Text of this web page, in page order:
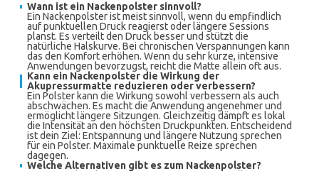
Wann ist ein Nackenpolster sinnvoll?
Ein Nackenpolster ist meist sinnvoll, wenn du empfindlich
auf punktuellen Druck reagierst oder längere Sessions
planst. Es verteilt den Druck besser und stützt die
natürliche Halskurve. Bei chronischen Verspannungen kann
das den Komfort erhöhen. Wenn du sehr kurze, intensive
Anwendungen bevorzugst, reicht die Matte allein oft aus.
Kann ein Nackenpolster die Wirkung der
Akupressurmatte reduzieren oder verbessern?
Ein Polster kann die Wirkung sowohl verbessern als auch
abschwächen. Es macht die Anwendung angenehmer und
ermöglicht längere Sitzungen. Gleichzeitig dämpft es lokal
die Intensität an den höchsten Druckpunkten. Entscheidend
ist dein Ziel: Entspannung und längere Nutzung sprechen
für ein Polster. Maximale punktuelle Reize sprechen
dagegen.
Welche Alternativen gibt es zum Nackenpolster?